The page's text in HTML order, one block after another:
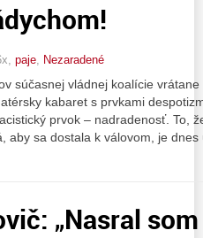
paje Nezaradené
súčasnej vládnej koalície
kabaret s prvkami
prvok – nadradenosť. To,
aby sa dostala k válovom, je
„Nasral